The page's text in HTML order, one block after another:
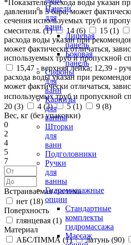
Панели
для
ванн
Лицевая
панель
Боковая
панель
Сифоны
для
ванн
Карнизы
для
ванны
Шторки
для
ванн
Подголовники
Ручки
для
ванны
Гидромассажные
опции
Стандартные
комплекты
гидромассажа
Массаж
*Показатель расхода воды указан
давлении в 3 бара, может
сечения используемых труб и
смесителя. (1) 14 (6) 15 (1)
расхода воды указан при
может фактически отличаться,
используемых труб и пропускной
15,47 - верхняя лейка; 12,39 -
расхода воды указан при
может фактически отличаться,
используемых труб и пропускной
20 (3) 4 (3) 5 (1) 9 (8)
Вес, кг (без упаковки)
0
2
4
5
7
Встраиваемая система
нет (18)
Поверхность
глянцевая (1)
Материал
АБС/ПММА (1) латунь (90)